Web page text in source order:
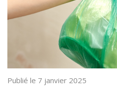
Publié le 7 janvier 2025